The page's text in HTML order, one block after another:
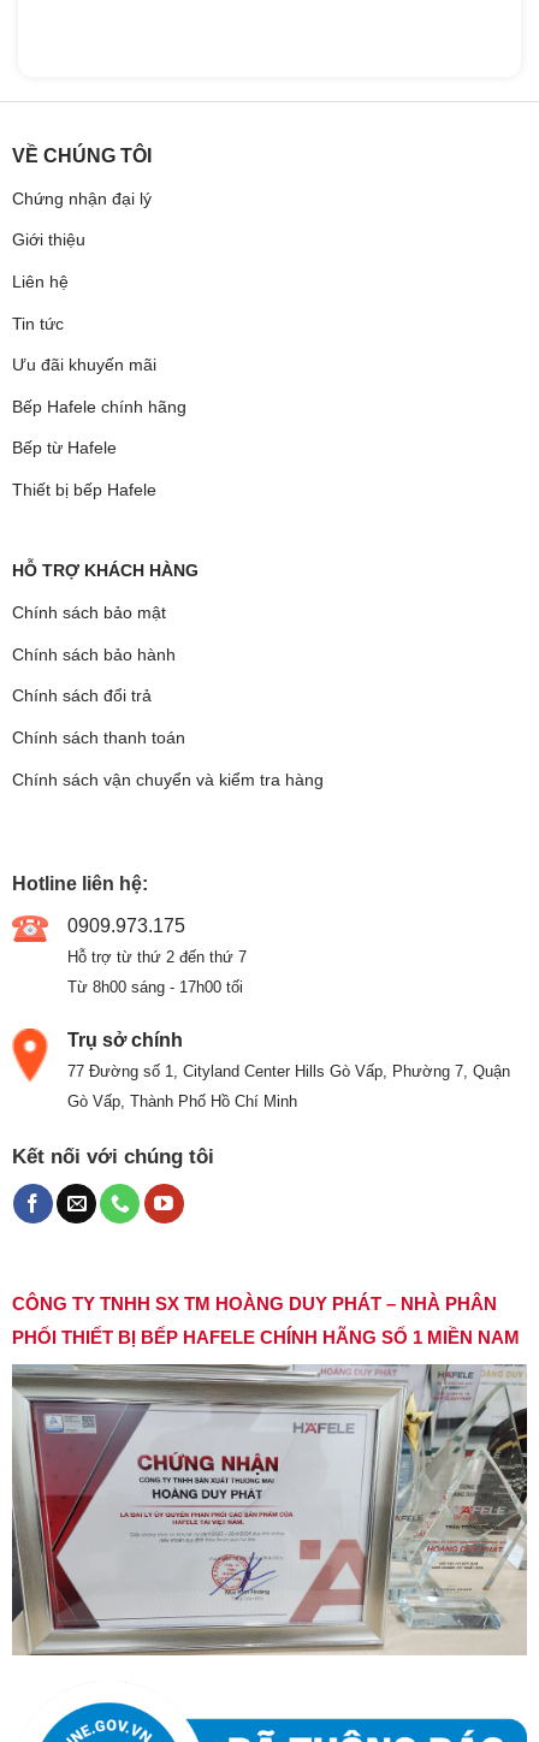
VỀ CHÚNG TÔI
Chứng nhận đại lý
Giới thiệu
Liên hệ
Tin tức
Ưu đãi khuyến mãi
Bếp Hafele chính hãng
Bếp từ Hafele
Thiết bị bếp Hafele
HỖ TRỢ KHÁCH HÀNG
Chính sách bảo mật
Chính sách bảo hành
Chính sách đổi trả
Chính sách thanh toán
Chính sách vận chuyển và kiểm tra hàng
Hotline liên hệ:
0909.973.175
Hỗ trợ từ thứ 2 đến thứ 7
Từ 8h00 sáng - 17h00 tối
Trụ sở chính
77 Đường số 1, Cityland Center Hills Gò Vấp, Phường 7, Quận
Gò Vấp, Thành Phố Hồ Chí Minh
Kết nối với chúng tôi
CÔNG TY TNHH SX TM HOÀNG DUY PHÁT – NHÀ PHÂN
PHỐI THIẾT BỊ BẾP HAFELE CHÍNH HÃNG SỐ 1 MIỀN NAM